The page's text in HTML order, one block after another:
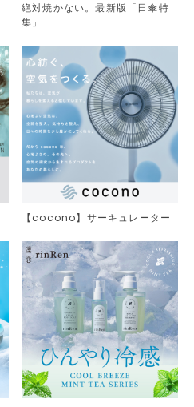
絶対焼かない。最新版「日傘特
集」
【cocono】サーキュレーター